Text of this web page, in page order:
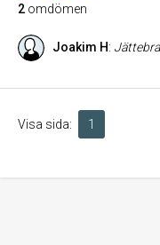
2 omdömen
Joakim H:
Visa sida: 1